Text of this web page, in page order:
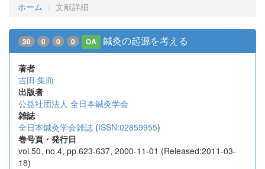
ホーム 文献詳細
30 0 0 0 OA 鍼灸の起源を考える
著者
吉田 集而
出版者
公益社団法人 全日本鍼灸学会
雑誌
全日本鍼灸学会雑誌 (ISSN:02859955)
巻号頁・発行日
vol.50, no.4, pp.623-637, 2000-11-01 (Released:2011-03-
18)